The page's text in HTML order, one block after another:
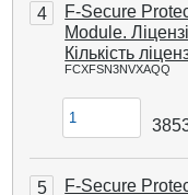
4
F-Secure
Module.
Кількість
FCXFSN3NVXAQQ
5
F-Secure